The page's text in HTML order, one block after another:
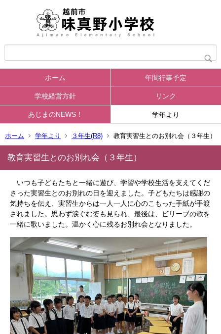
ホーム 年間行事予定
学校経営方針 リンク
あじまのNEWS！ 学年より
ホーム 学年より ３年生(R8) 教育実習生とのお別れ会（３年生）
教育実習生とのお別れ会（３年生）
いつも子どもたちと一緒に遊び、学習や学校生活を支えてくだ
さった実習生とのお別れの日を迎えました。子どもたちは感謝の
気持ちを伝え、実習生からは一人一人に心のこもった手紙が手渡
されました。思わず涙ぐむ姿も見られ、最後は、ビリーブの歌を
一緒に歌いました。温かく心に残るお別れ会となりました。